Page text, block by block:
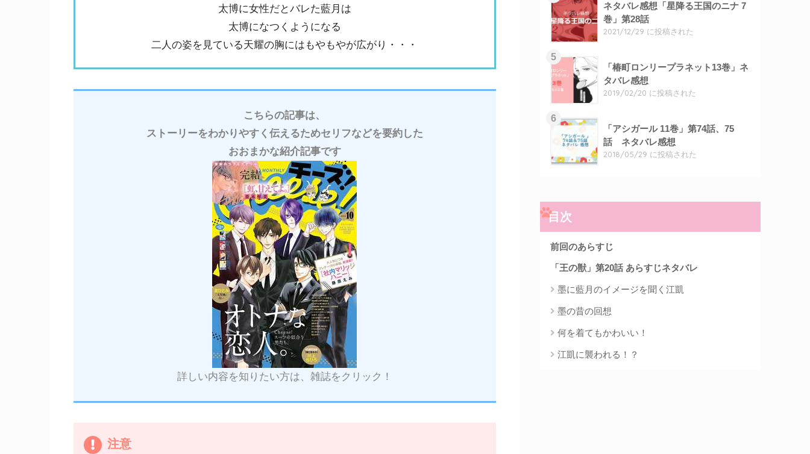
太博に女性だとバレた藍月は
太博になつくようになる
二人の姿を見ている天耀の胸にはもやもやが広がり・・・
こちらの記事は、
ストーリーをわかりやすく伝えるためセリフなどを要約した
おおまかな紹介記事です
詳しい内容を知りたい方は、雑誌をクリック！
注意
ネタバレ感想「星降る王国のニナ 7
巻」第28話
2021/12/29 に投稿された
「椿町ロンリープラネット13巻」ネ
タバレ感想
2019/02/20 に投稿された
「アシガール 11巻」第74話、75
話 ネタバレ感想
2018/05/29 に投稿された
目次
前回のあらすじ
「王の獣」第20話 あらすじネタバレ
墨に藍月のイメージを聞く江凱
墨の昔の回想
何を着てもかわいい！
江凱に襲われる！？